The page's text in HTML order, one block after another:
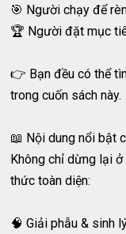
🎯 Người chạy để
🏆 Người đặt mục
👉 Bạn đều có thể
trong cuốn sách này.
📖 Nội dung nổi bật
Không chỉ dừng lại
thức toàn diện:
🧠 Giải phẫu & sinh